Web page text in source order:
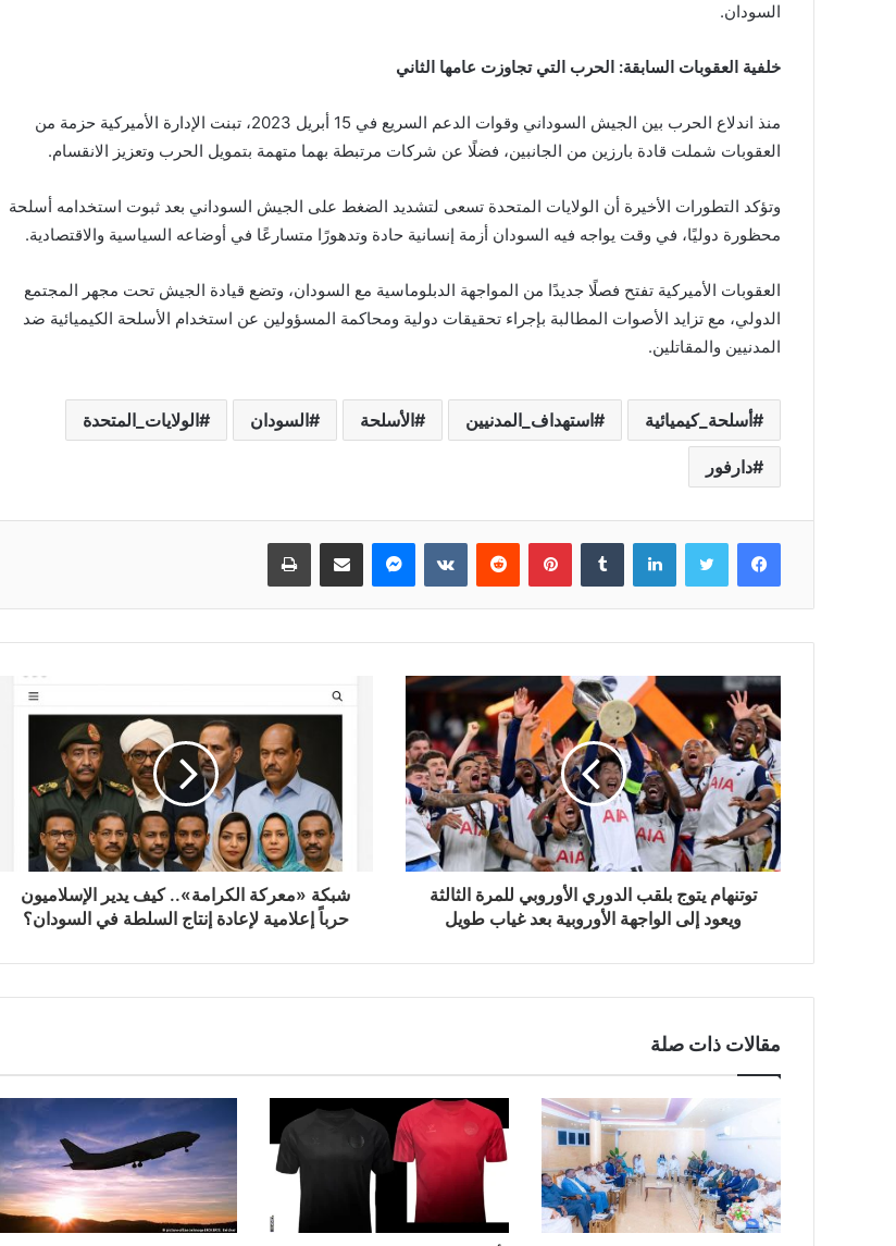
السودان.
خلفية العقوبات السابقة: الحرب التي تجاوزت عامها الثاني
منذ اندلاع الحرب بين الجيش السوداني وقوات الدعم السريع في 15 أبريل 2023، تبنت الإدارة الأميركية حزمة من
العقوبات شملت قادة بارزين من الجانبين، فضلًا عن شركات مرتبطة بهما متهمة بتمويل الحرب وتعزيز الانقسام.
وتؤكد التطورات الأخيرة أن الولايات المتحدة تسعى لتشديد الضغط على الجيش السوداني بعد ثبوت استخدامه أسلحة
محظورة دوليًا، في وقت يواجه فيه السودان أزمة إنسانية حادة وتدهورًا متسارعًا في أوضاعه السياسية والاقتصادية.
العقوبات الأميركية تفتح فصلًا جديدًا من المواجهة الدبلوماسية مع السودان، وتضع قيادة الجيش تحت مجهر المجتمع
الدولي، مع تزايد الأصوات المطالبة بإجراء تحقيقات دولية ومحاكمة المسؤولين عن استخدام الأسلحة الكيميائية ضد
المدنيين والمقاتلين.
أسلحة_كيميائية استهداف_المدنيين الأسلحة السودان الولايات_المتحدة
دارفور
فيسبوك تويتر لينكدإن بينتيريست ماسنجر مشاركة عبر البريد طباعة
توتنهام يتوج بلقب الدوري الأوروبي للمرة الثالثة
ويعود إلى الواجهة الأوروبية بعد غياب طويل
شبكة «معركة الكرامة».. كيف يدير الإسلاميون
حرباً إعلامية لإعادة إنتاج السلطة في السودان؟
مقالات ذات صلة